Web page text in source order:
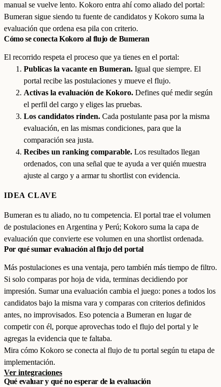
manual se vuelve lento. Kokoro entra ahí como aliado del portal:
Bumeran sigue siendo tu fuente de candidatos y Kokoro suma la
evaluación que ordena esa pila con criterio.
Cómo se conecta Kokoro al flujo de Bumeran
El recorrido respeta el proceso que ya tienes en el portal:
Publicas la vacante en Bumeran. Igual que siempre. El
portal recibe las postulaciones y mueve el flujo.
Activas la evaluación de Kokoro. Defines qué medir según
el perfil del cargo y eliges las pruebas.
Los candidatos rinden. Cada postulante pasa por la misma
evaluación, en las mismas condiciones, para que la
comparación sea justa.
Recibes un ranking comparable. Los resultados llegan
ordenados, con una señal que te ayuda a ver quién muestra
ajuste al cargo y a armar tu shortlist con evidencia.
IDEA CLAVE
Bumeran es tu aliado, no tu competencia. El portal trae el volumen
de postulaciones en Argentina y Perú; Kokoro suma la capa de
evaluación que convierte ese volumen en una shortlist ordenada.
Por qué sumar evaluación al flujo del portal
Más postulaciones es una ventaja, pero también más tiempo de filtro.
Si solo comparas por hoja de vida, terminas decidiendo por
impresión. Sumar una evaluación cambia el juego: pones a todos los
candidatos bajo la misma vara y comparas con criterios definidos
antes, no improvisados. Eso potencia a Bumeran en lugar de
competir con él, porque aprovechas todo el flujo del portal y le
agregas la evidencia que te faltaba.
Mira cómo Kokoro se conecta al flujo de tu portal según tu etapa de
implementación.
Ver integraciones
Qué evaluar y qué no esperar de la evaluación